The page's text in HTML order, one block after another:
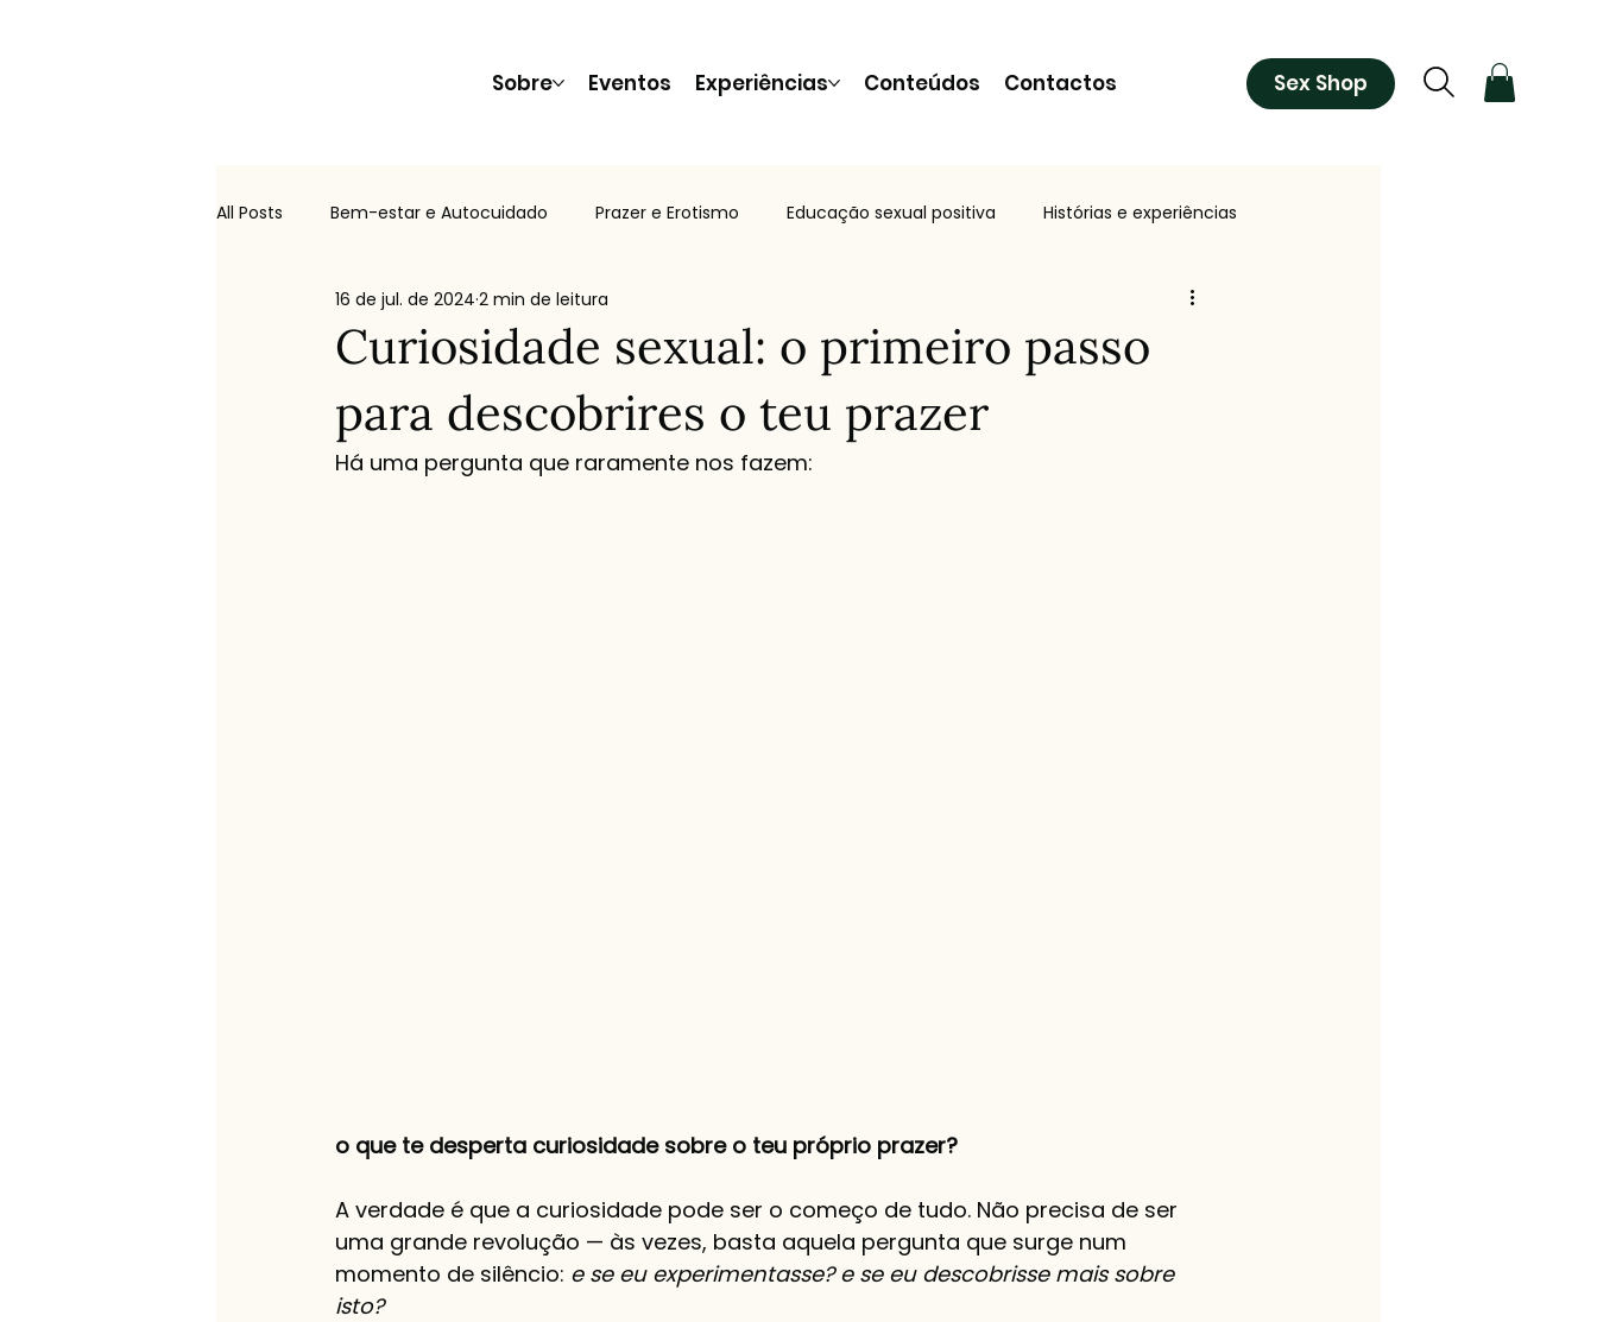
Sobre Eventos Experiências Conteúdos Contactos Sex Shop
All Posts Bem-estar e Autocuidado Prazer e Erotismo Educação sexual positiva Histórias e experiências
Entre medos e mitos Produtos e dicas Inspiração e Cultura
Curiosidade sexual: o primeiro passo
para descobrires o teu prazer
16 de jul. de 2024 2 min de leitura
Há uma pergunta que raramente nos fazem:
o que te desperta curiosidade sobre o teu próprio prazer?
A verdade é que a curiosidade pode ser o começo de tudo. Não precisa de ser
uma grande revolução — às vezes, basta aquela pergunta que surge num
momento de silêncio: e se eu experimentasse? e se eu descobrisse mais sobre
isto?